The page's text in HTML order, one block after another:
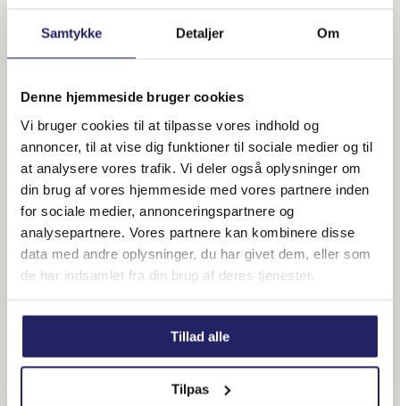
Samtykke Detaljer Om
Denne hjemmeside bruger cookies
Vi bruger cookies til at tilpasse vores indhold og
annoncer, til at vise dig funktioner til sociale medier og til
at analysere vores trafik. Vi deler også oplysninger om
din brug af vores hjemmeside med vores partnere inden
for sociale medier, annonceringspartnere og
analysepartnere. Vores partnere kan kombinere disse
data med andre oplysninger, du har givet dem, eller som
de har indsamlet fra din brug af deres tjenester.
Tillad alle
Tilpas
din opgave
arbejdsområder?
Har du nogle spørgsmål til vores serviceydelser
eller ønsker du at få et tilbud på netop din
opgave, så hører vi meget gerne fra dig
Du kan med fordel ringe til os på: 20 65 16 03
eller sende os en mail på info@ronaes.dk, så
vender vi tilbage til dig hurtigst muligt
Anlæggelse af ny
brønd